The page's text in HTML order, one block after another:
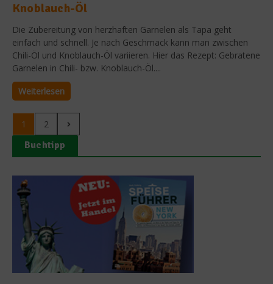
Knoblauch-Öl
Die Zubereitung von herzhaften Garnelen als Tapa geht
einfach und schnell. Je nach Geschmack kann man zwischen
Chili-Öl und Knoblauch-Öl variieren. Hier das Rezept: Gebratene
Garnelen in Chili- bzw. Knoblauch-Öl....
Weiterlesen
1 2
Buchtipp